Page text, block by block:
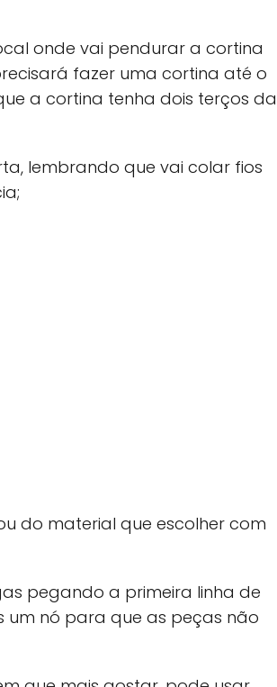
onde vai pendurar a cortina
fazer uma cortina até o
a cortina tenha dois terços da
lembrando que vai colar fios
do material que escolher com
pegando a primeira linha de
um nó para que as peças não